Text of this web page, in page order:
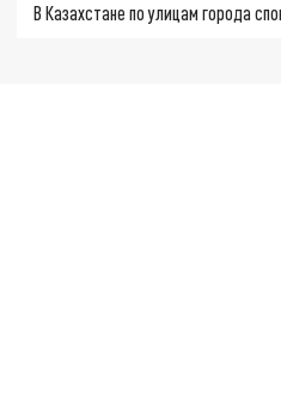
В Казахстане по улицам города